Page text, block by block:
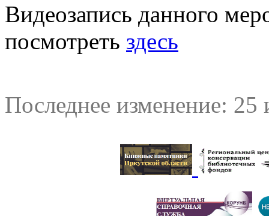
Видеозапись данного
посмотреть здесь
Последнее изменение: